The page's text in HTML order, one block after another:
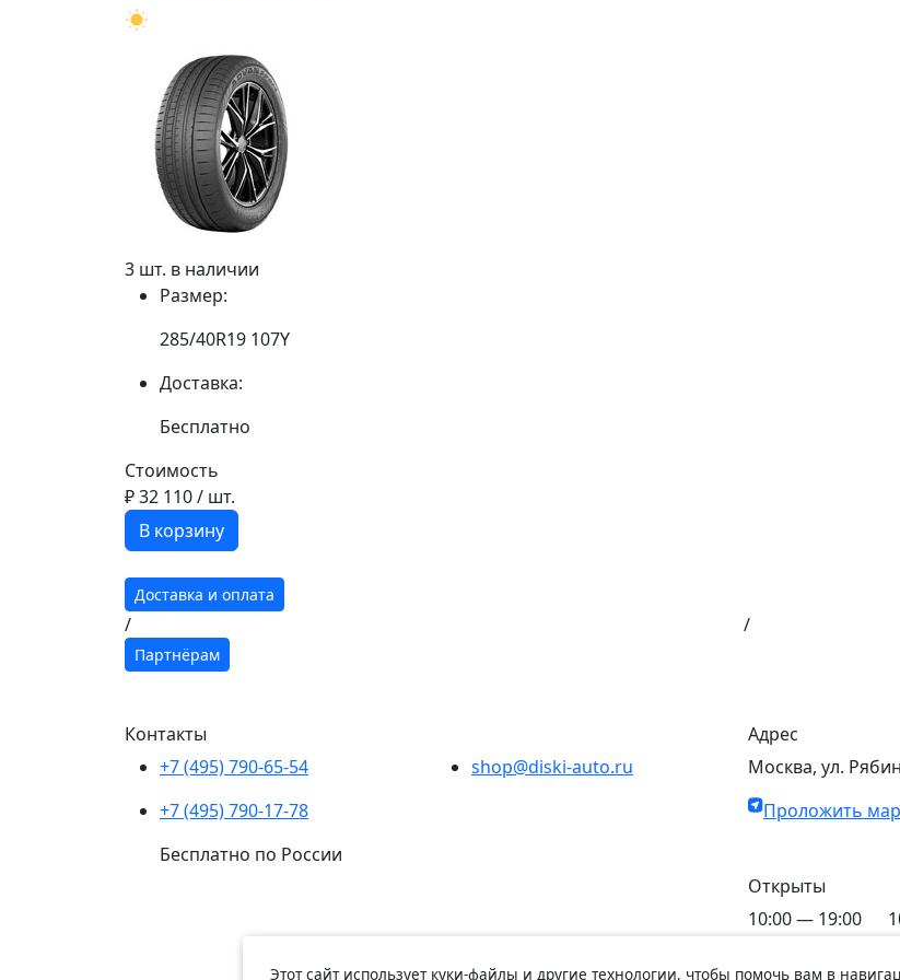
3 шт. в наличии
Размер:
285/40R19 107Y
Доставка:
Бесплатно
Стоимость
₽ 32 110/ шт.
В корзину
Доставка и оплата
/
Партнёрам
/
Контакты
+7 (495) 790-65-54
+7 (495) 790-17-78
Бесплатно по России
shop@diski-auto.ru
Адрес
Москва, ул.
Проложить
Открыты
10:00 — 19:00
Этот сайт использует куки-файлы и другие технологии, чтобы помочь вам в